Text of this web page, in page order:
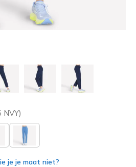
NVY)
je je maat niet?